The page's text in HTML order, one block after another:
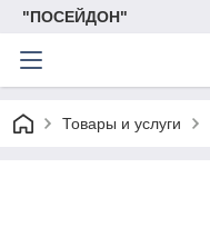
"ПОСЕЙДОН"
Товары и услуги